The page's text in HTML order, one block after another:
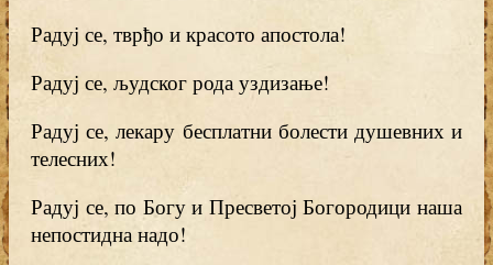
Радуј се, тврђо и красото апостола!
Радуј се, људског рода уздизање!
Радуј се, лекару бесплатни болести душевних и
телесних!
Радуј се, по Богу и Пресветој Богородици наша
непостидна надо!